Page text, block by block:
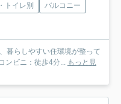
トイレ別
バルコニー
暮らしやすい住環境が整って
ビニ：徒歩4分... もっと見